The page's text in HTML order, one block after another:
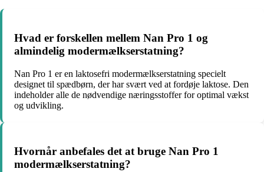
Hvad er forskellen mellem Nan Pro 1 og
almindelig modermælkserstatning?
Nan Pro 1 er en laktosefri modermælkserstatning specielt
designet til spædbørn, der har svært ved at fordøje laktose. Den
indeholder alle de nødvendige næringsstoffer for optimal vækst
og udvikling.
Hvornår anbefales det at bruge Nan Pro 1
modermælkserstatning?